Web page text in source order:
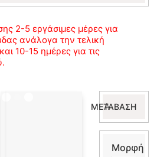
2-5 εργάσιμες μέρες για
ανάλογα την τελική
10-15 ημέρες για τις
για:
ΜΕΤΆΒΑΣΗ
Μορφή